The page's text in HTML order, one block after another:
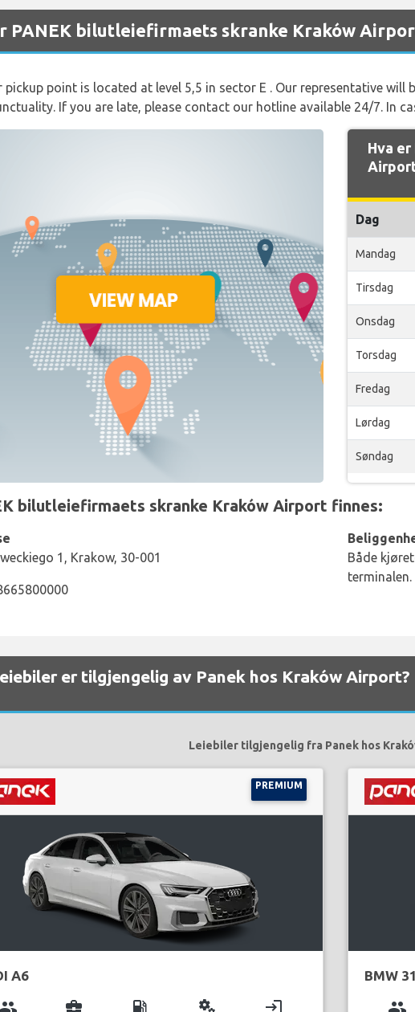
PANEK bilutleiefirmaets skranke Kraków
pickup point is located at level 5,5 in sector E . Our representative
If you are late, please contact our hotline available 24/7. In
Hva
Dag
Mandag
Tirsdag
Onsdag
Torsdag
Fredag
Lørdag
Søndag
bilutleiefirmaets skranke Kraków Airport finnes:
1, Krakow, 30-001
Både
terminalen.
er tilgjengelig av Panek hos Kraków Airport?
Leiebiler tilgjengelig fra Panek hos
PREMIUM
A6
group business_center local_gas_station miscellaneous_services login
BMW
group